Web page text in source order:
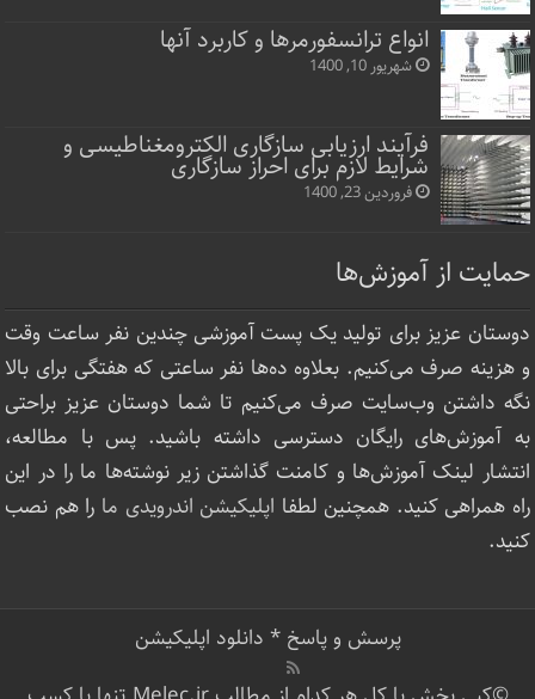
انواع ترانسفورمرها و کاربرد آنها
شهریور 10, 1400
فرآیند ارزیابی سازگاری الکترومغناطیسی و
شرایط لازم برای احراز سازگاری
فروردین 23, 1400
حمایت از آموزش‌ها
دوستان عزیز برای تولید یک پست آموزشی چندین نفر ساعت‌ وقت
و هزینه صرف می‌کنیم. بعلاوه ده‌ها نفر ساعتی که هفتگی برای بالا
نگه داشتن وب‌سایت صرف ‌می‌کنیم تا شما دوستان عزیز براحتی
به آموزش‌های رایگان دسترسی داشته باشید. پس با مطالعه،
انتشار لینک‌ آموزش‌ها و کامنت گذاشتن زیر نوشته‌‌ها ما را در این
راه همراهی کنید. همچنین لطفا اپلیکیشن اندرویدی ما را هم نصب
کنید.
پرسش و پاسخ* دانلود اپلیکیشن